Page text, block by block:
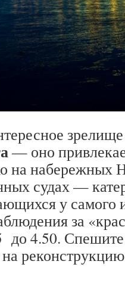
— оно
на набережных
судах —
у самого
за
до 4.50.